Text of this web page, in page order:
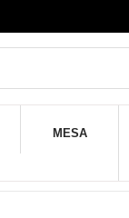
MESA